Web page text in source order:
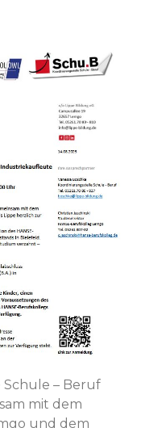
Schule – Beruf
mit dem
und dem